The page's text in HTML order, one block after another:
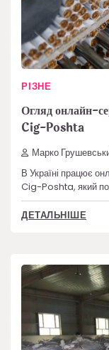
РІЗНЕ
Огляд онлайн-
Cig-Poshta
Марко
В Україні працює
Cig-Poshta, який
ДЕТАЛЬНІШЕ